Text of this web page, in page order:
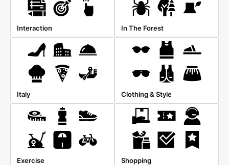
Interaction In The Forest
Italy Clothing & Style
Exercise Shopping